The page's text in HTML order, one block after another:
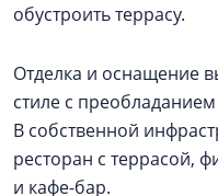
обустроить террасу.
Отделка и оснащение
стиле с
В собственной
ресторан с террасой,
и кафе-бар.